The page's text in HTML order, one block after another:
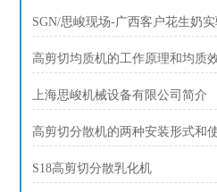
SGN/思峻现场-广西客户花生奶
高剪切均质机的工作原理和均质
上海思峻机械设备有限公司简介
高剪切分散机的两种安装形式和
S18高剪切分散乳化机